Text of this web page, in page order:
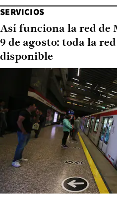
SERVICIOS
Así funciona la red de
9 de agosto: toda la
disponible